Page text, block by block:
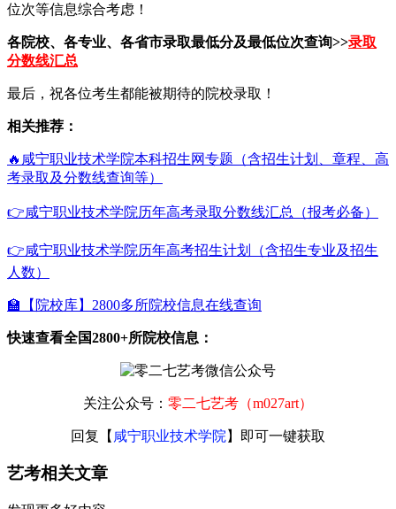
位次等信息综合考虑！
各院校、各专业、各省市录取最低分及最低位次查询>>录取
分数线汇总
最后，祝各位考生都能被期待的院校录取！
相关推荐：
🔥咸宁职业技术学院本科招生网专题（含招生计划、章程、高
考录取及分数线查询等）
👉咸宁职业技术学院历年高考录取分数线汇总（报考必备）
👉咸宁职业技术学院历年高考招生计划（含招生专业及招生
人数）
🏫【院校库】2800多所院校信息在线查询
快速查看全国2800+所院校信息：
关注公众号： 零二七艺考（m027art）
回复【 咸宁职业技术学院 】即可一键获取
艺考相关文章